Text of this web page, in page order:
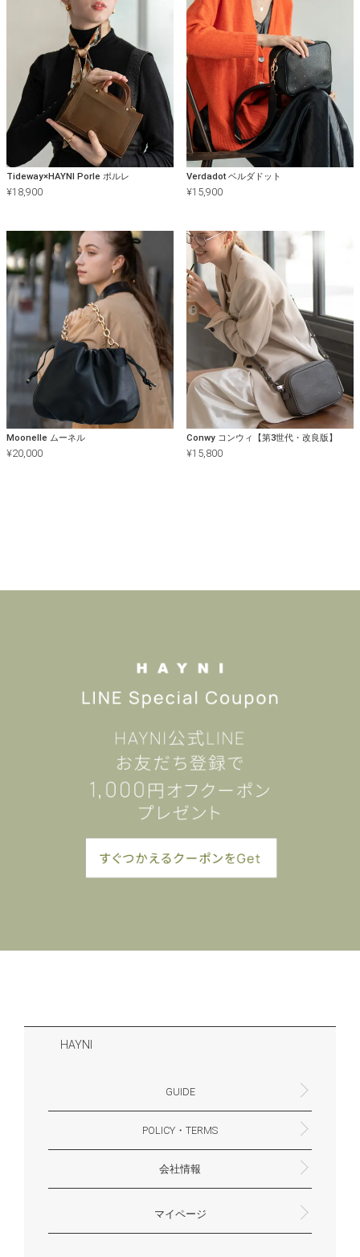
Tideway×HAYNI Porle ポルレ
¥18,900
Verdadot ベルダドット
¥15,900
Moonelle ムーネル
¥20,000
Conwy コンウィ【第3世代・改良版】
¥15,800
HAYNI
GUIDE
よくあるご質問・お問合せ
お支払いについて
配送・送料について
ギフトサービスについて
一緒に働く？(HAYNI採用情報サイトへ)
for Foreigners (overseas delivery)
POLICY・TERMS
返品・交換について
プライバシーポリシー
特定商取引法に基づく表示
外部送信ポリシー
会社情報
大阪府大阪市淀川区十八条3-9-35
電話番号：06-6868-9671
※お電話でのお問合せ受付は行っておりません
メール：support@hayni.jp
お問い合わせはこちらからお願いいたします
営業時間：10：00～15：00（金曜日は14：00ま
定休日： 土・日・祝祭日
※土日祝祭日はお休みをいただきます。
メールの返信は翌営業日となりますので、ご了承
マイページ